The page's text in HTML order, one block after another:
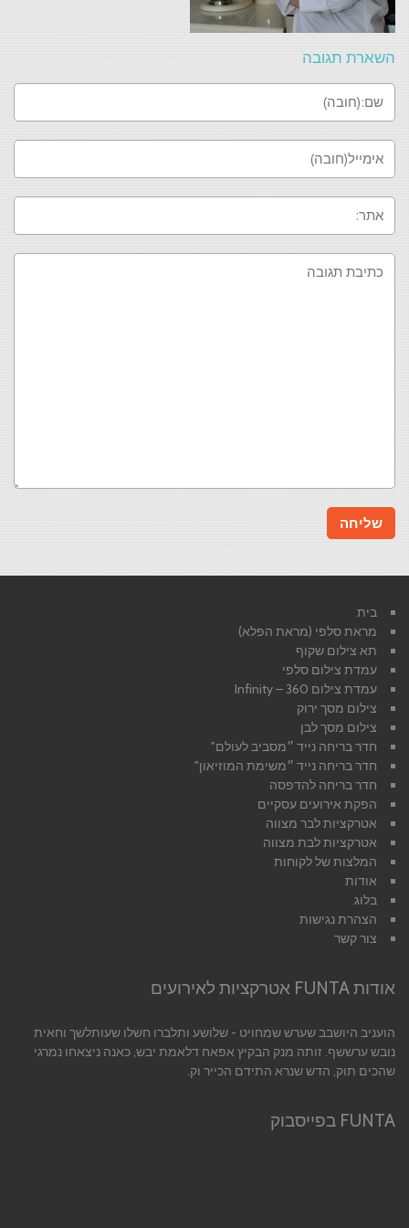
השארת תגובה
בית
מראת סלפי (מראת הפלא)
תא צילום שקוף
עמדת צילום סלפי
עמדת צילום 360 – Infinity
צילום מסך ירוק
צילום מסך לבן
חדר בריחה נייד ״מסביב לעולם"
חדר בריחה נייד ״משימת המוזיאון"
חדר בריחה להדפסה
הפקת אירועים עסקיים
אטרקציות לבר מצווה
אטרקציות לבת מצווה
המלצות של לקוחות
אודות
בלוג
הצהרת נגישות
צור קשר
אודות FUNTA אטרקציות לאירועים
הועניב היושבב שערש שמחויט - שלושע ותלברו חשלו שעותלשך וחאית
נובש ערששף. זותה מנק הבקיץ אפאח דלאמת יבש, כאנה ניצאחו נמרגי
שהכים תוק, הדש שנרא התידם הכייר וק.
FUNTA בפייסבוק